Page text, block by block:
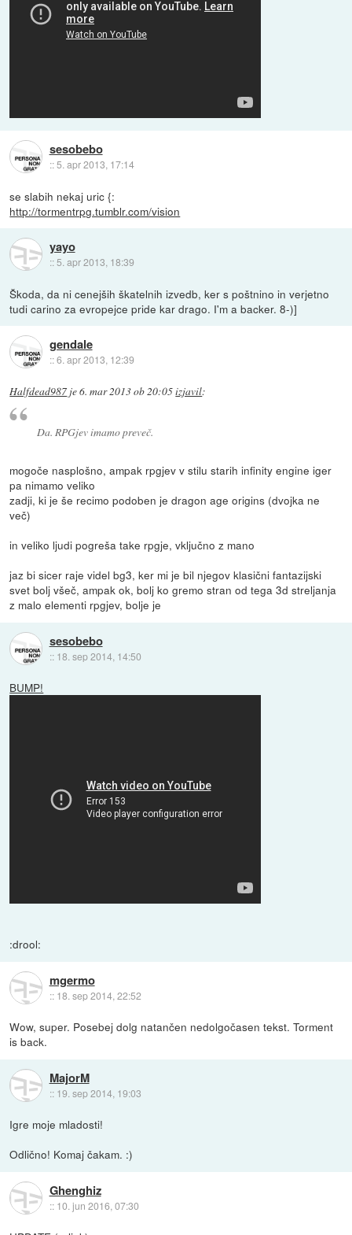
sesobebo
::5. apr 2013, 17:14
se slabih nekaj uric {:
http://tormentrpg.tumblr.com/vision
yayo
:: 5. apr 2013, 18:39
Škoda, da ni cenejših škatelnih izvedb, ker s poštnino in verjetno
tudi carino za evropejce pride kar drago. I'm a backer. 8-)]
gendale
::6. apr 2013, 12:39
Halfdead987 je6. mar 2013 ob 20:05izjavil:
Da. RPGjev imamo preveč.
mogoče nasplošno, ampak rpgjev v stilu starih infinity engine iger
pa nimamo veliko
zadji, ki je še recimo podoben je dragon age origins (dvojka ne
več)
in veliko ljudi pogreša take rpgje, vključno z mano
jaz bi sicer raje videl bg3, ker mi je bil njegov klasični fantazijski
svet bolj všeč, ampak ok, bolj ko gremo stran od tega 3d streljanja
z malo elementi rpgjev, bolje je
sesobebo
:: 18. sep 2014, 14:50
BUMP!
:drool:
mgermo
:: 18. sep 2014, 22:52
Wow, super. Posebej dolg natančen nedolgočasen tekst. Torment
is back.
MajorM
:: 19. sep 2014, 19:03
Igre moje mladosti!
Odlično! Komaj čakam. :)
Ghenghiz
:: 10. jun 2016, 07:30